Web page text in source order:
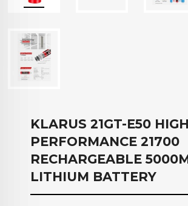
KLARUS 21GT-E50 HIGH
PERFORMANCE 21700
RECHARGEABLE
LITHIUM BATTERY